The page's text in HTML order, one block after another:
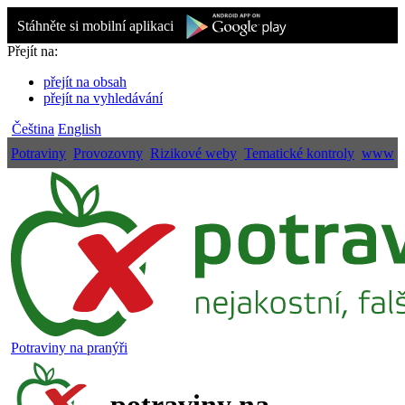
Stáhněte si mobilní aplikaci
Přejít na:
přejít na obsah
přejít na vyhledávání
Čeština English
Potraviny Provozovny Rizikové weby Tematické kontroly www
Potraviny na pranýři